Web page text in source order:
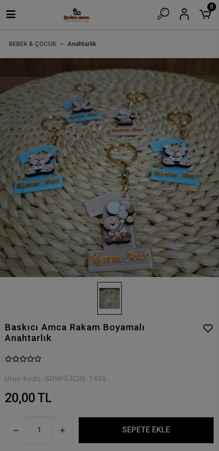
0
BEBEK & ÇOCUK Anahtarlık
Baskıcı Amca Rakam Boyamalı
Anahtarlık
Ürün Kodu: SD9P57CII5-1405
20,00 TL
SEPETE EKLE